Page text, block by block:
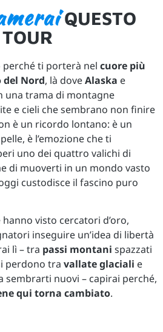
QUESTO
TOUR
ti porterà nel cuore più
Nord, là doveAlaska e
una trama di montagne
e cieli che sembrano non finire
è un ricordo lontano: è un
è l’emozione che ti
uno dei quattro valichi di
di muoverti in un mondo vasto
custodisce il fascino puro
visto cercatori d’oro,
inseguire un’idea di libertà
lì – tra passi montani spazzati
perdono tra vallate glaciali e
sembrarti nuovi – capirai perché,
qui torna cambiato.